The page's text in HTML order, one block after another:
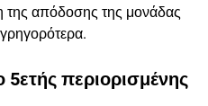
της απόδοσης της μονάδας
γρηγορότερα.
περιορισμένης